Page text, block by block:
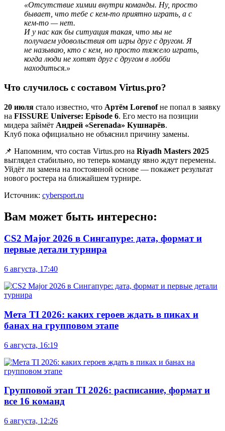
«Отсутствие химии внутри команды. Ну, просто
бывает, что тебе с кем-то приятно играть, а с
кем-то — нет.
И у нас как бы ситуация такая, что мы не
получаем удовольствия от игры друг с другом. Я
не называю, кто с кем, но просто тяжело играть,
когда люди не хотят друг с другом в лобби
находиться.»
Что случилось с составом Virtus.pro?
20 июля стало известно, что Aртём Lorenofне попал в заявку
на FISSURE Universe: Episode 6. Его место на позиции
мидера займёт Андрей «Serenada» Кушнарёв.
Клуб пока официально не объяснил причину замены.
📌 Напомним, что состав Virtus.pro на Riyadh Masters 2025
выглядел стабильно, но теперь команду явно ждут перемены.
Уйдёт ли замена на постоянной основе — покажет результат
нового ростера на ближайшем турнире.
Источник: cybersport.ru
Вам может быть интересно:
CS2 Major 2026 в Сингапуре: дата, формат и
первые детали турнира
6 августа, 17:40
Мета TI 2026: каких героев ждать в пиках и
банах на групповом этапе
6 августа, 16:19
Групповой этап TI 2026: расписание, формат и
все 16 команд
6 августа, 12:26